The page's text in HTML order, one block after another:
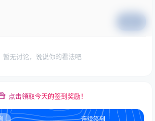
暂无讨论，说说你的看法吧
点击领取今天的签到奖励！
连续签到